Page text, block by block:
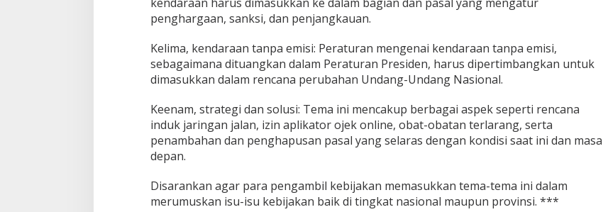
penghargaan, sanksi, dan penjangkauan.
Kelima, kendaraan tanpa emisi: Peraturan mengenai kendaraan tanpa emisi,
sebagaimana dituangkan dalam Peraturan Presiden, harus dipertimbangkan untuk
dimasukkan dalam rencana perubahan Undang-Undang Nasional.
Keenam, strategi dan solusi: Tema ini mencakup berbagai aspek seperti rencana
induk jaringan jalan, izin aplikator ojek online, obat-obatan terlarang, serta
penambahan dan penghapusan pasal yang selaras dengan kondisi saat ini dan masa
depan.
Disarankan agar para pengambil kebijakan memasukkan tema-tema ini dalam
merumuskan isu-isu kebijakan baik di tingkat nasional maupun provinsi. ***